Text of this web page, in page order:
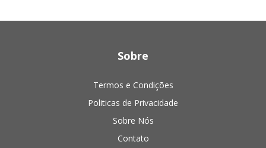
Sobre
Termos e Condições
Politicas de Privacidade
Sobre Nós
Contato